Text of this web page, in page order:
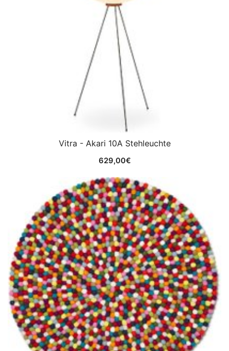
Vitra - Akari 10A Stehleuchte
629,00€